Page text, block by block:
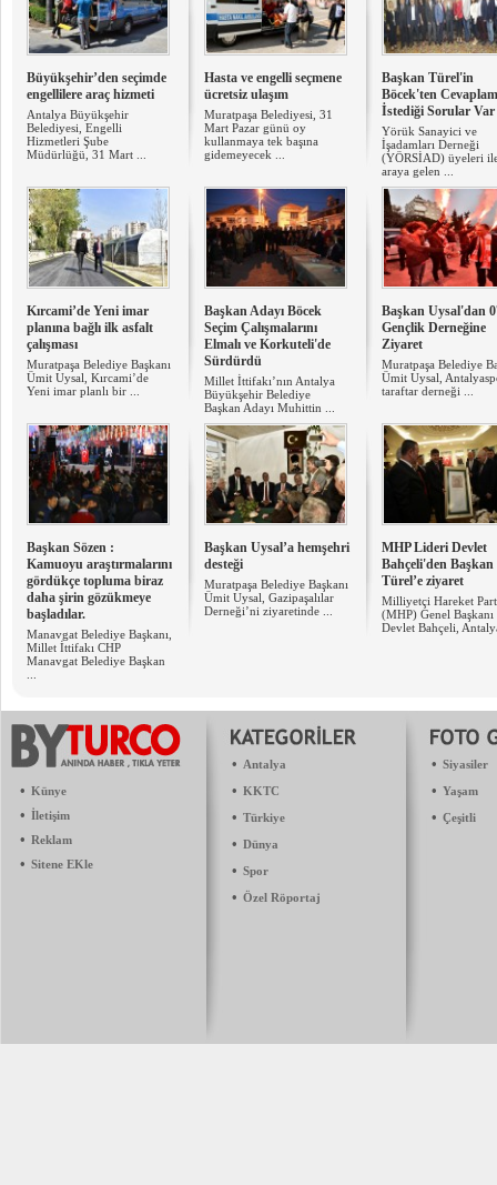
Büyükşehir’den seçimde
engellilere araç hizmeti
Antalya Büyükşehir
Belediyesi, Engelli
Hizmetleri Şube
Müdürlüğü, 31 Mart ...
Hasta ve engelli seçmene
ücretsiz ulaşım
Muratpaşa Belediyesi, 31
Mart Pazar günü oy
kullanmaya tek başına
gidemeyecek ...
Başkan Türel'in
Böcek'ten
İstediği Sorular Var
Yörük Sanayici ve
İşadamları Derneği
(YÖRSİAD) üyeleri
araya gelen ...
​Kırcami’de Yeni imar
planına bağlı ilk asfalt
çalışması
Muratpaşa Belediye Başkanı
Ümit Uysal, Kırcami’de
Yeni imar planlı bir ...
Başkan Adayı Böcek
Seçim Çalışmalarını
Elmalı ve Korkuteli'de
Sürdürdü
​Millet İttifakı’nın Antalya
Büyükşehir Belediye
Başkan Adayı Muhittin ...
Başkan Uysal'dan
Gençlik Derneğine
Ziyaret
Muratpaşa Belediye
Ümit Uysal,
taraftar derneği ...
Başkan Sözen :
Kamuoyu araştırmalarını
gördükçe topluma biraz
daha şirin gözükmeye
başladılar.
Manavgat Belediye Başkanı,
Millet İttifakı CHP
Manavgat Belediye Başkan
Başkan Uysal’a hemşehri
desteği
Muratpaşa Belediye Başkanı
Ümit Uysal, Gazipaşalılar
Derneği’ni ziyaretinde ...
​MHP Lideri Devlet
Bahçeli'den Başkan
Türel’e ziyaret
Milliyetçi Hareket
(MHP) Genel Başkanı
Devlet Bahçeli,
• Künye
• İletişim
• Reklam
• Sitene EKle
• Antalya
• KKTC
• Türkiye
• Dünya
• Spor
• Özel Röportaj
• Siyasiler
• Yaşam
• Çeşitli